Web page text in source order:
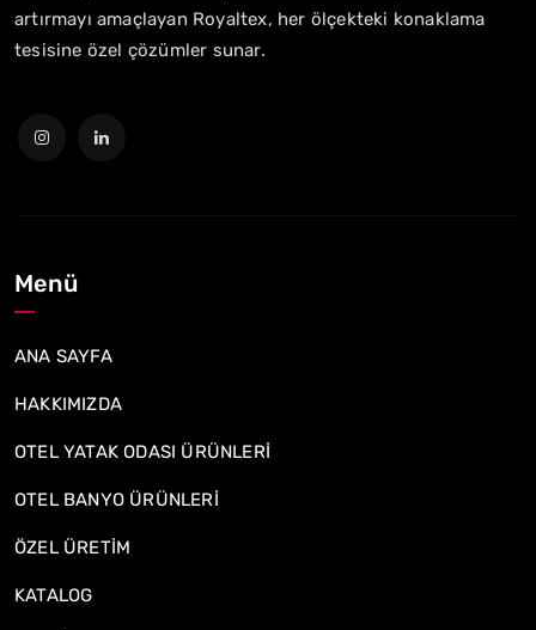
artırmayı amaçlayan Royaltex, her ölçekteki konaklama
tesisine özel çözümler sunar.
Menü
ANA SAYFA
HAKKIMIZDA
OTEL YATAK ODASI ÜRÜNLERİ
OTEL BANYO ÜRÜNLERİ
ÖZEL ÜRETİM
KATALOG